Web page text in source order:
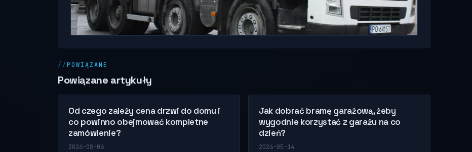
POWIĄZANE
Powiązane artykuły
Od czego zależy cena drzwi do domu i
co powinno obejmować kompletne
zamówienie?
2026-08-06
Jak dobrać bramę garażową, żeby
wygodnie korzystać z garażu na co
dzień?
2026-05-14